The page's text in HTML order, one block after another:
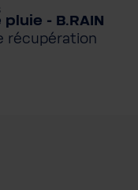
- B.RAIN
récupération